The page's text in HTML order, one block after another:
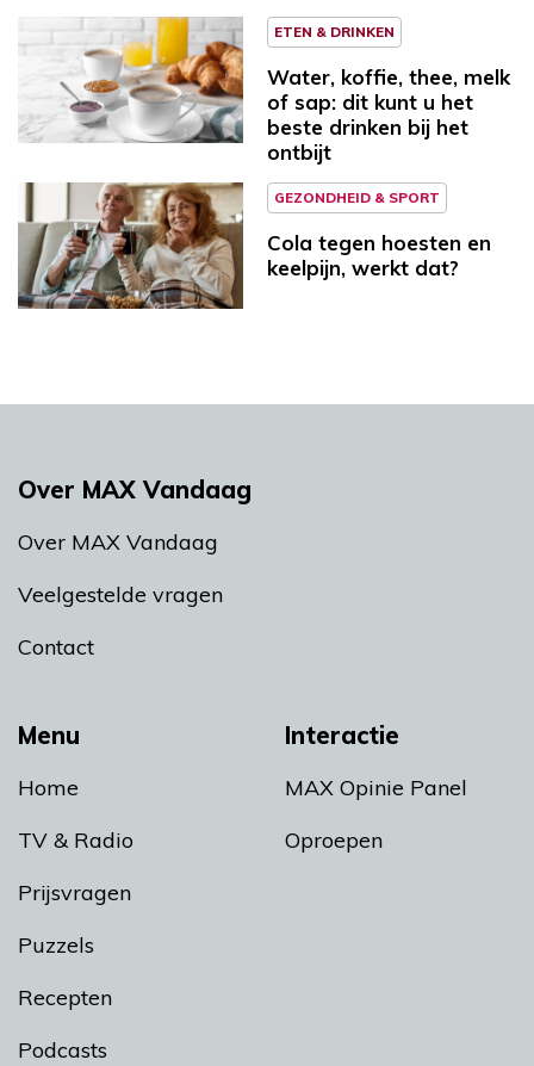
ETEN & DRINKEN
Water, koffie, thee, melk
of sap: dit kunt u het
beste drinken bij het
ontbijt
GEZONDHEID & SPORT
Cola tegen hoesten en
keelpijn, werkt dat?
Menu
Home
TV & Radio
Prijsvragen
Puzzels
Recepten
Podcasts
Interactie
MAX Opinie Panel
Oproepen
Over MAX Vandaag
Over MAX Vandaag
Veelgestelde vragen
Contact